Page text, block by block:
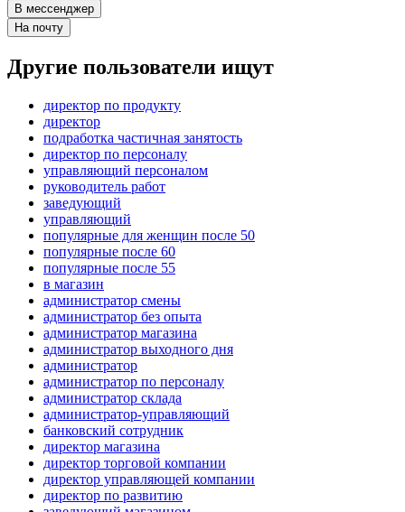
В мессенджер
На почту
Другие пользователи ищут
директор по продукту
директор
подработка частичная занятость
директор по персоналу
управляющий персоналом
руководитель работ
заведующий
управляющий
популярные для женщин после 50
популярные после 60
популярные после 55
в магазин
администратор смены
администратор без опыта
администратор магазина
администратор выходного дня
администратор
администратор по персоналу
администратор склада
администратор-управляющий
банковский сотрудник
директор магазина
директор торговой компании
директор управляющей компании
директор по развитию